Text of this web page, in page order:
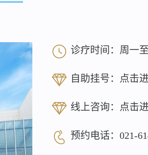
诊疗时间：周一
自助挂号： 点击
线上咨询： 点击
预约电话： 021-